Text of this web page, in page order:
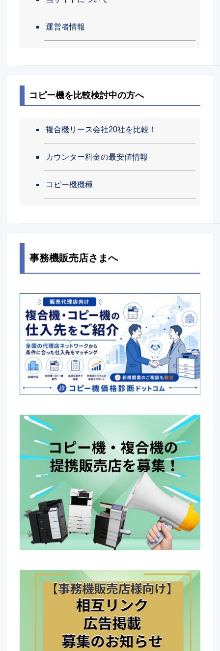
運営者情報
コピー機を比較検討中の方へ
複合機リース会社20社を比較！
カウンター料金の最安値情報
コピー機機種
事務機販売店さまへ